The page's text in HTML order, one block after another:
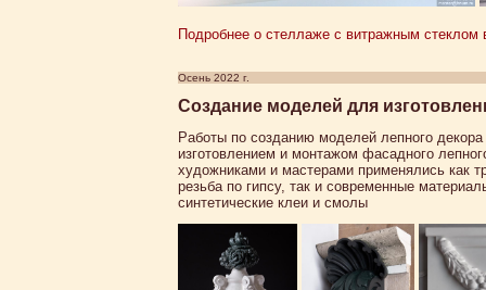
Подробнее о стеллаже с витражным стеклом
Осень 2022 г.
Создание моделей для
Работы по созданию моделей лепного
изготовлением и монтажом фасадного
художниками и мастерами применялись как
резьба по гипсу, так и современные
синтетические клеи и смолы